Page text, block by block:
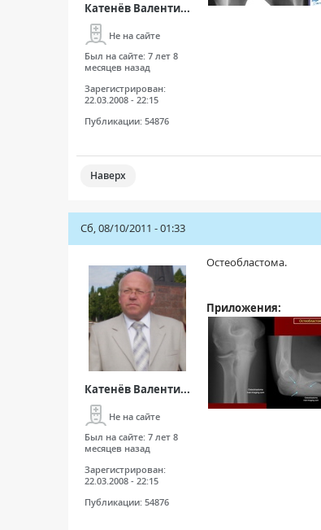
Катенёв Валенти...
Не на сайте
Был на сайте: 7 лет 8
месяцев назад
Зарегистрирован:
22.03.2008 - 22:15
Публикации: 54876
Наверх
Сб, 08/10/2011 - 01:33
Катенёв Валенти...
Не на сайте
Был на сайте: 7 лет 8
месяцев назад
Зарегистрирован:
22.03.2008 - 22:15
Публикации: 54876
Остеобластома.
Приложения: